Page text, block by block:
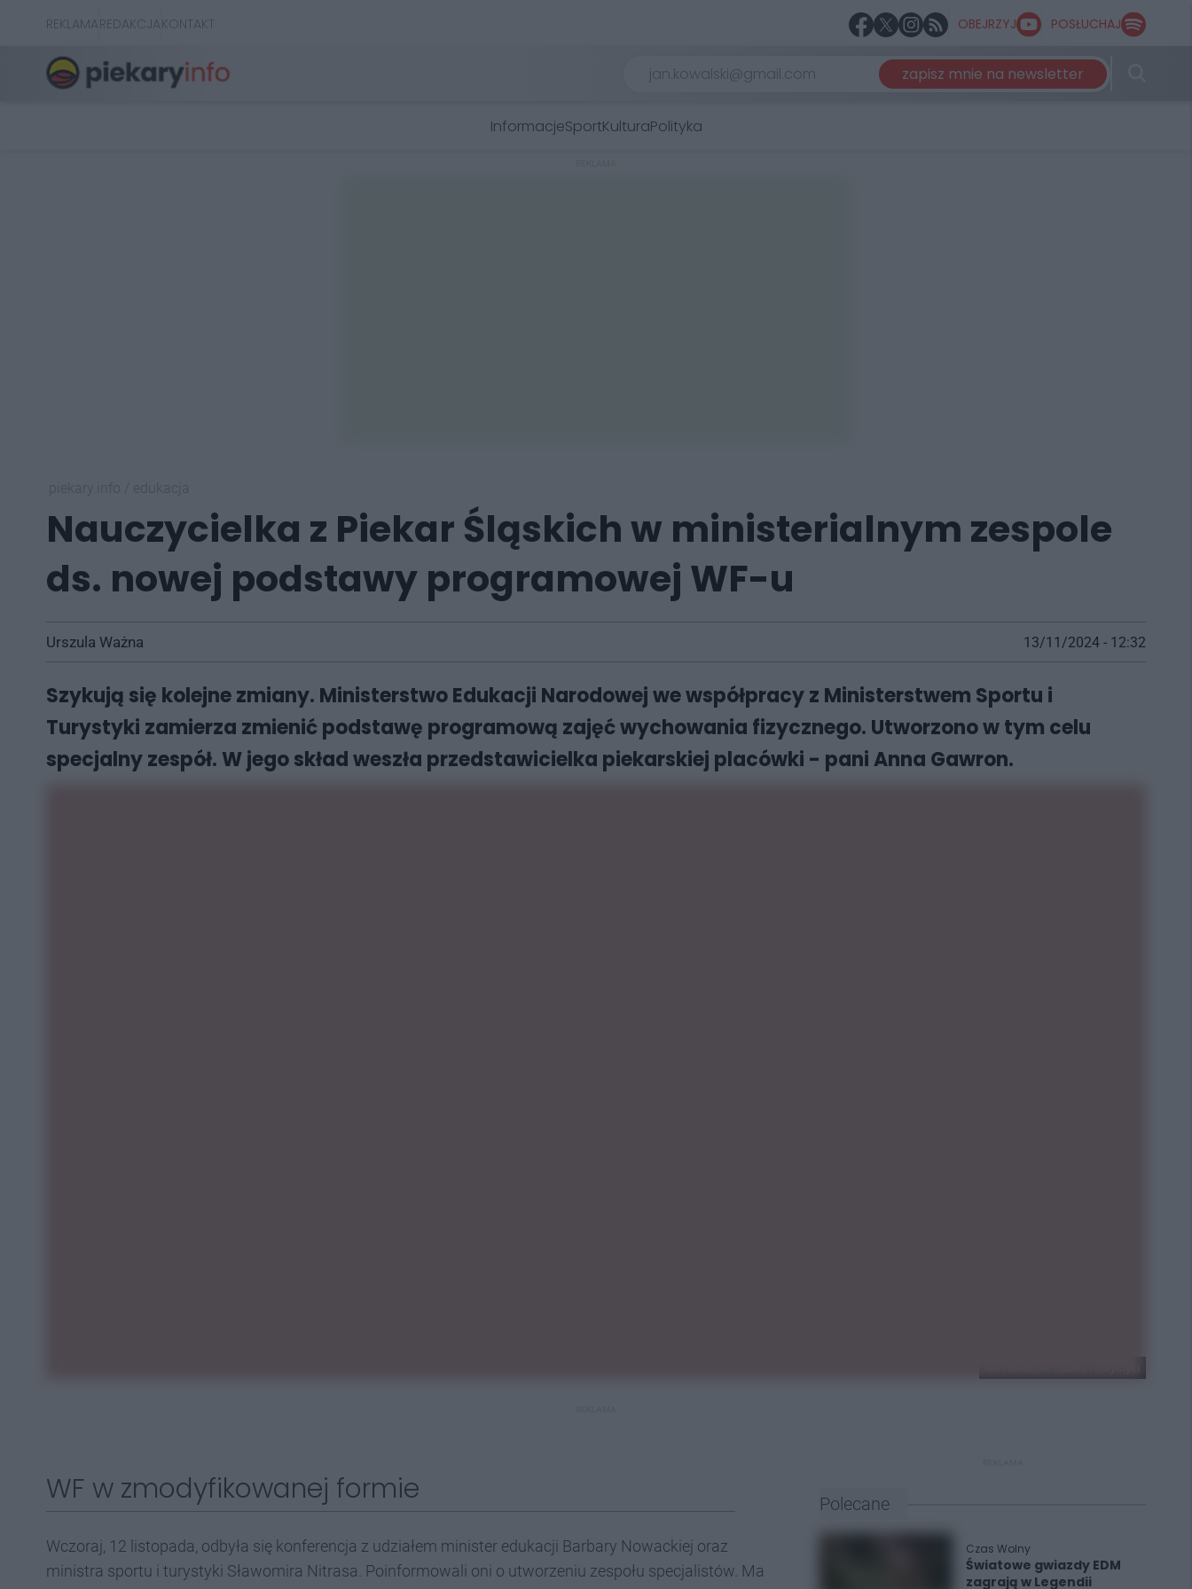
REKLAMAREDAKCJAKONTAKT OBEJRZYJ POSŁUCHAJ
zapisz mnie na newsletter
InformacjeSportKulturaPolityka
Nauczycielka z Piekar Śląskich w ministerialnym zespole
ds. nowej podstawy programowej WF-u
Urszula Ważna 13/11/2024 - 12:32
Szykują się kolejne zmiany. Ministerstwo Edukacji Narodowej we współpracy z Ministerstwem Sportu i
Turystyki zamierza zmienić podstawę programową zajęć wychowania fizycznego. Utworzono w tym celu
specjalny zespół. W jego skład weszła przedstawicielka piekarskiej placówki - pani Anna Gawron.
WF w zmodyfikowanej formie
Wczoraj, 12 listopada, odbyła się konferencja z udziałem minister edukacji Barbary Nowackiej oraz
ministra sportu i turystyki Sławomira Nitrasa. Poinformowali oni o utworzeniu zespołu specjalistów. Ma
Polecane
Czas Wolny
Światowe gwiazdy EDM
zagrają w Legendii